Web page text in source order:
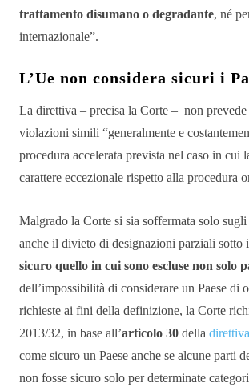
trattamento disumano o degradante, né
internazionale”.
L’Ue non considera sicuri i
La direttiva – precisa la Corte – non prevede
violazioni simili “generalmente e
procedura accelerata prevista nel caso in
carattere eccezionale rispetto alla procedura
Malgrado la Corte si sia soffermata solo
anche il divieto di designazioni parziali
sicuro quello in cui sono escluse non
dell’impossibilità di considerare un Paese
richieste ai fini della definizione, la Corte
2013/32, in base all’articolo 30 della
come sicuro un Paese anche se alcune parti
non fosse sicuro solo per determinate